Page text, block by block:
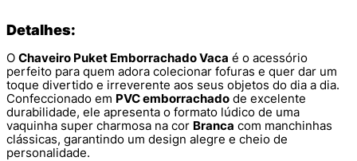
Detalhes:
O Chaveiro Puket Emborrachado Vaca é o acessório
perfeito para quem adora colecionar fofuras e quer dar um
toque divertido e irreverente aos seus objetos do dia a dia.
Confeccionado em PVC emborrachado de excelente
durabilidade, ele apresenta o formato lúdico de uma
vaquinha super charmosa na cor Branca com manchinhas
clássicas, garantindo um design alegre e cheio de
personalidade.